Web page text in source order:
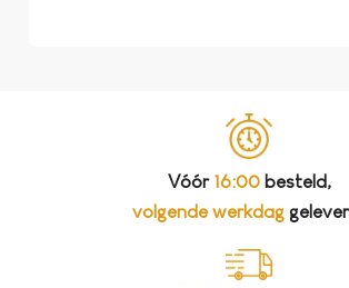
Vóór 16:00besteld,
volgende werkdag